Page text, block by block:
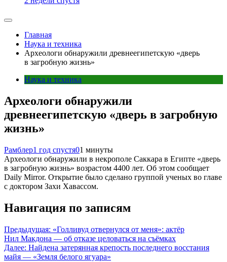
Главная
Наука и техника
Археологи обнаружили древнеегипетскую «дверь
в загробную жизнь»
Наука и техника
Археологи обнаружили
древнеегипетскую «дверь в загробную
жизнь»
Рамблер1 год спустя01 минуты
Археологи обнаружили в некрополе Саккара в Египте «дверь
в загробную жизнь» возрастом 4400 лет. Об этом сообщает
Daily Mirror. Открытие было сделано группой ученых во главе
с доктором Захи Хавассом.
Навигация по записям
Предыдущая: «Голливуд отвернулся от меня»: актёр
Нил Макдона — об отказе целоваться на съёмках
Далее: Найдена затерянная крепость последнего восстания
майя — «Земля белого ягуара»